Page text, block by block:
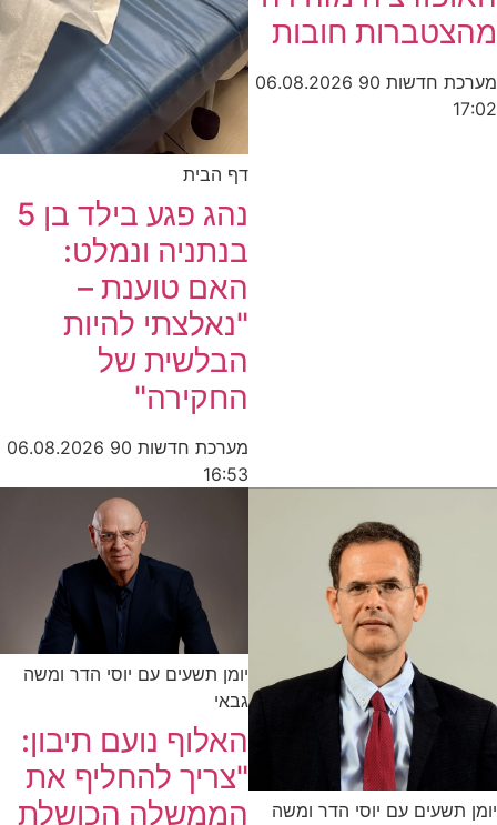
מהצטברות חובות
מערכת חדשות 90
06.08.2026
17:02
דף הבית
נהג פגע בילד בן 5
בנתניה ונמלט:
האם טוענת –
"נאלצתי להיות
הבלשית של
החקירה"
מערכת חדשות 90
06.08.2026
16:53
יומן תשעים עם יוסי הדר ומשה
יומן תשעים עם יוסי הדר ומשה
גבאי
האלוף נועם תיבון:
"צריך להחליף את
הממשלה הכושלת